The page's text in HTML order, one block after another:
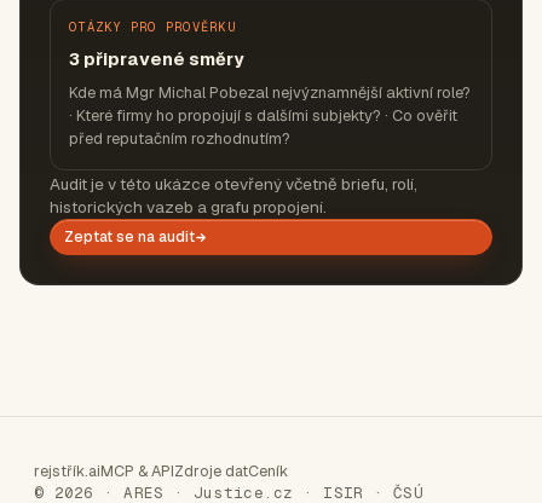
OTÁZKY PRO PROVĚRKU
3 připravené směry
Kde má Mgr Michal Pobezal nejvýznamnější aktivní role?
· Které firmy ho propojují s dalšími subjekty? · Co ověřit
před reputačním rozhodnutím?
Audit je v této ukázce otevřený včetně briefu, rolí,
historických vazeb a grafu propojení.
Zeptat se na audit
rejstřík.aiMCP & APIZdroje datCeník
© 2026 · ARES · Justice.cz · ISIR · ČSÚ